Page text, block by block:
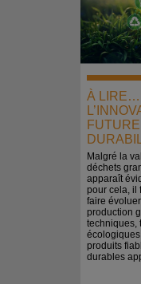
À LIRE…
Malgré la
déchets
apparaît
pour cela, il
faire
production
techniques,
produits
durables